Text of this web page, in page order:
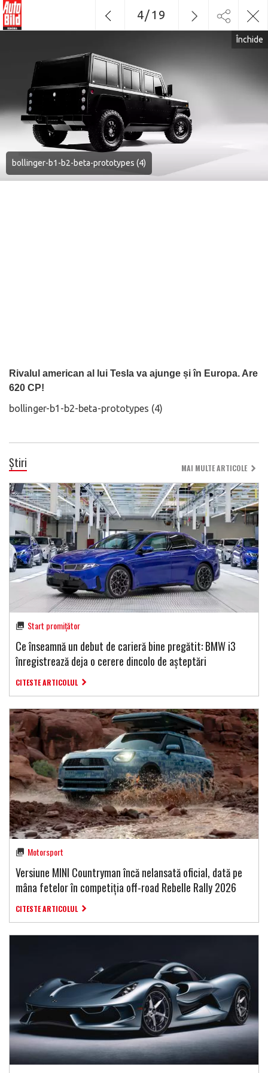
bollinger-b1-b2-beta-prototypes (4)
Rivalul american al lui Tesla va ajunge și în Europa. Are
620 CP!
bollinger-b1-b2-beta-prototypes (4)
Închide
4/19
Știri MAI MULTE ARTICOLE
Start promițător
Ce înseamnă un debut de carieră bine pregătit: BMW i3
înregistrează deja o cerere dincolo de așteptări
CITESTE ARTICOLUL
Motorsport
Versiune MINI Countryman încă nelansată oficial, dată pe
mâna fetelor în competiția off-road Rebelle Rally 2026
CITESTE ARTICOLUL